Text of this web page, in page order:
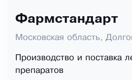
Фармстандарт
Московская область,
Производство и поставка
препаратов